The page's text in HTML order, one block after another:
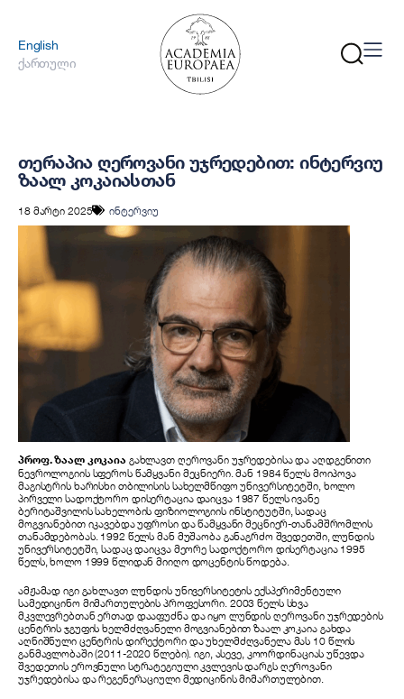
English
ქართული
თერაპია ღეროვანი უჯრედებით: ინტერვიუ
ზაალ კოკაიასთან
18 მარტი 2025 ინტერვიუ
პროფ. ზაალ კოკაიაგახლავთ ღეროვანი უჯრედებისა და აღდგენითი
ნევროლოგიის სფეროს წამყვანი მეცნიერი. მან 1984 წელს მოიპოვა
მაგისტრის ხარისხი თბილისის სახელმწიფო უნივერსიტეტში, ხოლო
პირველი სადოქტორო დისერტაცია დაიცვა 1987 წელს ივანე
ბერიტაშვილის სახელობის ფიზიოლოგიის ინსტიტუტში, სადაც
მოგვიანებით იკავებდა უფროსი და წამყვანი მეცნიერ-თანამშრომლის
თანამდებობას. 1992 წელს მან მუშაობა განაგრძო შვედეთში, ლუნდის
უნივერსიტეტში, სადაც დაიცვა მეორე სადოქტორო დისერტაცია 1995
წელს, ხოლო 1999 წლიდან მიიღო დოცენტის წოდება.
ამჟამად იგი გახლავთ ლუნდის უნივერსიტეტის ექსპერიმენტული
სამედიცინო მიმართულების პროფესორი. 2003 წელს სხვა
მკვლევრებთან ერთად დააფუძნა და იყო ლუნდის ღეროვანი უჯრედების
ცენტრის ჯგუფის ხელმძღვანელი მოგვიანებით ზაალ კოკაია გახდა
აღნიშნული ცენტრის დირექტორი და უხელმძღვანელა მას 10 წლის
განმავლობაში (2011-2020 წლები). იგი, ასევე, კოორდინაციას უწევდა
შვედეთის ეროვნული სტრატეგიული კვლევის დარგს ღეროვანი
უჯრედებისა და რეგენერაციული მედიცინის მიმართულებით.